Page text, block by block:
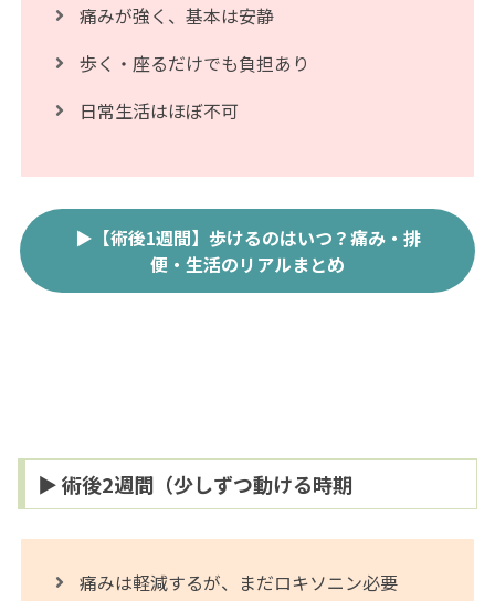
痛みが強く、基本は安静
歩く・座るだけでも負担あり
日常生活はほぼ不可
▶【術後1週間】歩けるのはいつ？痛み・排
便・生活のリアルまとめ
▶ 術後2週間（少しずつ動ける時期
痛みは軽減するが、まだロキソニン必要